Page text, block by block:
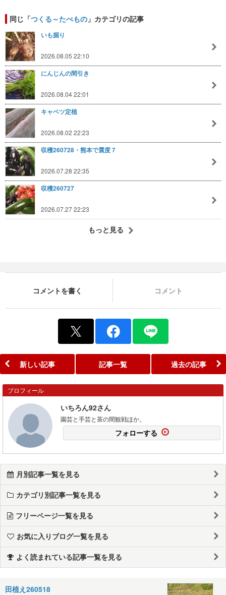
同じ「つくる～たべもの 」カテゴリの記事
いも掘り
2026.08.05 22:10
にんじんの間引き
2026.08.04 22:01
キャベツ定植
2026.08.02 22:23
収穫260728・熊本で震度７
2026.07.28 22:35
収穫260727
2026.07.27 22:23
もっと見る
コメントを書く コメント
新しい記事 記事一覧 過去の記事
プロフィール
いちろん92さん
園芸と手芸と茶の間観戦ほか。
フォローする
月別記事一覧を見る
カテゴリ別記事一覧を見る
フリーページ一覧を見る
お気に入りブログ一覧を見る
よく読まれている記事一覧を見る
田植え260518